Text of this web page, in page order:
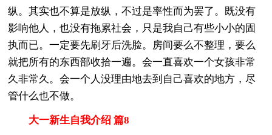
纵。其实也不算是放纵，不过是率性而为罢了。既没有
影响他人，也没有拖累社会，只是我自己有些小小的固
执而已。一定要先刷牙后洗脸。房间要么不整理，要么
就把所有的东西部收拾一遍。会一直喜欢一个女孩非常
久非常久。会一个人没理由地去到自己喜欢的地方，尽
管什么也不做。
大一新生自我介绍 篇8